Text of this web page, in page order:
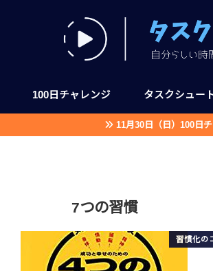
100日チャレンジ タスクシュー
11月30日（日）100日
7つの習慣
習慣化の